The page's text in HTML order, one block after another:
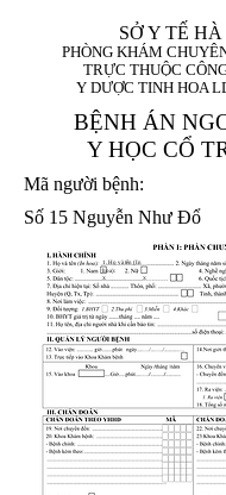
SỞ Y TẾ
PHÒNG KHÁM
TRỰC THUỘC
Y DƯỢC TINH HOA
BỆNH ÁN
Y HỌC CỔ
Mã người bệnh:
Số 15 Nguyễn Như Đổ
1. Họ và tên (In
hoa):
X
X